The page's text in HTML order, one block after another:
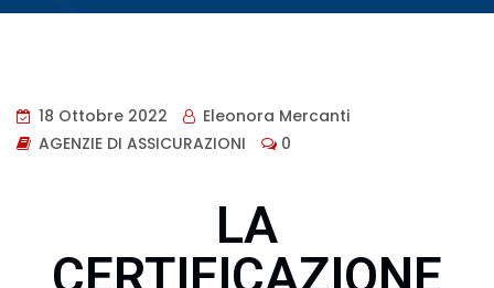
18 Ottobre 2022
Eleonora Mercanti
AGENZIE DI ASSICURAZIONI
0
LA
CERTIFICAZIONE